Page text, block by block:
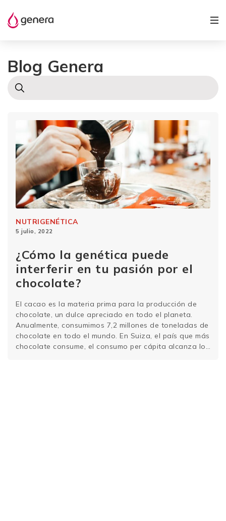
Blog Genera
NUTRIGENÉTICA
5 julio, 2022
¿Cómo la genética puede
interferir en tu pasión por el
chocolate?
El cacao es la materia prima para la producción de
chocolate, un dulce apreciado en todo el planeta.
Anualmente, consumimos 7,2 millones de toneladas de
chocolate en todo el mundo. En Suiza, el país que más
chocolate consume, el consumo per cápita alcanza los